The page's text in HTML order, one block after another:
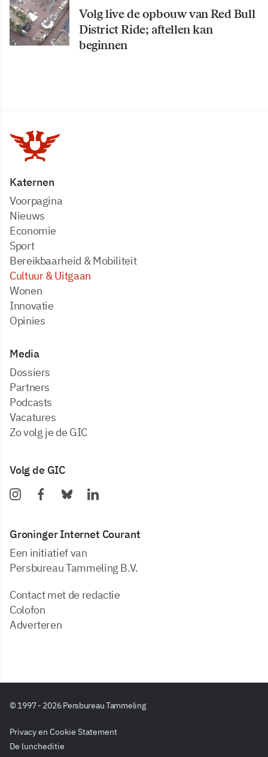
Volg live de opbouw van Red Bull
District Ride; aftellen kan
beginnen
Katernen
Voorpagina
Nieuws
Economie
Sport
Bereikbaarheid & Mobiliteit
Cultuur & Uitgaan
Wonen
Innovatie
Opinies
Media
dossiers
partners
podcasts
vacatures
zo volg je de GIC
Volg de GIC
Groninger Internet Courant
Een initiatief van
Persbureau Tammeling B.V.
Contact met de redactie
Colofon
Adverteren
© 1997 - 2026 Persbureau Tammeling
Privacy en Cookie Statement
De luncheditie